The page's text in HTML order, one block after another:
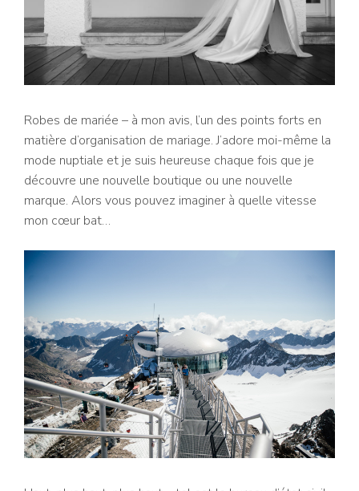
Robes de mariée – à mon avis, l’un des points forts en
matière d’organisation de mariage. J’adore moi-même la
mode nuptiale et je suis heureuse chaque fois que je
découvre une nouvelle boutique ou une nouvelle
marque. Alors vous pouvez imaginer à quelle vitesse
mon cœur bat…